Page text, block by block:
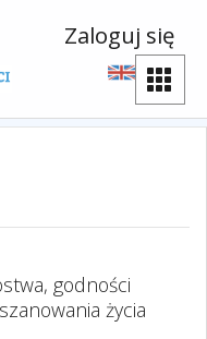
Zaloguj się
godności
życia